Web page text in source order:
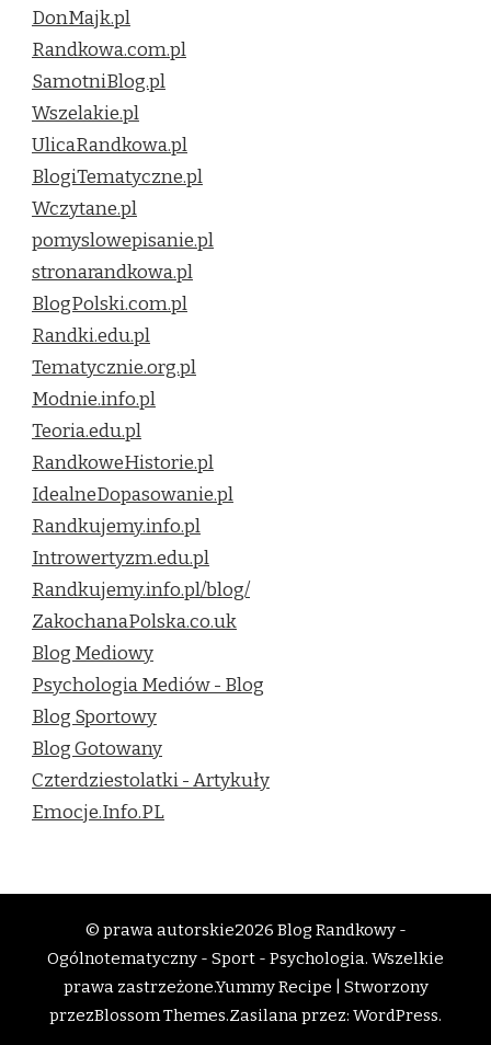
DonMajk.pl
Randkowa.com.pl
SamotniBlog.pl
Wszelakie.pl
UlicaRandkowa.pl
BlogiTematyczne.pl
Wczytane.pl
pomyslowepisanie.pl
stronarandkowa.pl
BlogPolski.com.pl
Randki.edu.pl
Tematycznie.org.pl
Modnie.info.pl
Teoria.edu.pl
RandkoweHistorie.pl
IdealneDopasowanie.pl
Randkujemy.info.pl
Introwertyzm.edu.pl
Randkujemy.info.pl/blog/
ZakochanaPolska.co.uk
Blog Mediowy
Psychologia Mediów - Blog
Blog Sportowy
Blog Gotowany
Czterdziestolatki - Artykuły
Emocje.Info.PL
© prawa autorskie2026 Blog Randkowy -
Ogólnotematyczny - Sport - Psychologia. Wszelkie
prawa zastrzeżone.Yummy Recipe | Stworzony
przezBlossom Themes.Zasilana przez: WordPress.